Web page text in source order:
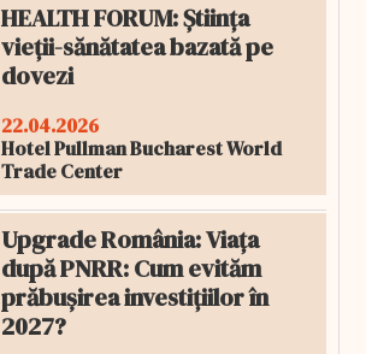
HEALTH FORUM: Știința
vieții-sănătatea bazată pe
dovezi
22.04.2026
Hotel Pullman Bucharest World
Trade Center
Upgrade România: Viața
după PNRR: Cum evităm
prăbușirea investițiilor în
2027?